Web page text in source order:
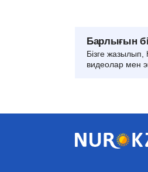
Барлығын
Бізге жазылып,
видеолар мен